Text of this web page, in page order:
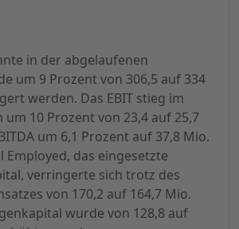
in der abgelaufenen
um 9 Prozent von 306,5 auf 334
werden. Das EBIT stieg im
um 10 Prozent von 23,4 auf 25,7
um 6,1 Prozent auf 37,8 Mio.
Employed, das eingesetzte
verringerte sich trotz des
von 170,2 auf 164,7 Mio.
wurde von 128,8 auf